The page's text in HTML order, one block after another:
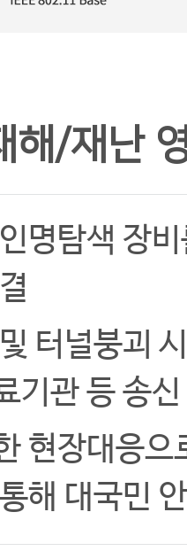
해/재난
명탐색 장
터널붕괴
기관 등 송신
현장대응으
해 대국민